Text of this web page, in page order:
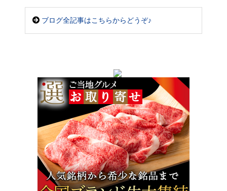
ブログ全記事はこちらからどうぞ♪